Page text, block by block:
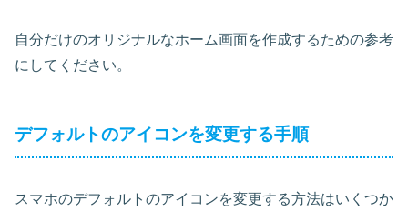
自分だけのオリジナルなホーム画面を作成するための参考
にしてください。
デフォルトのアイコンを変更する手順
スマホのデフォルトのアイコンを変更する方法はいくつか